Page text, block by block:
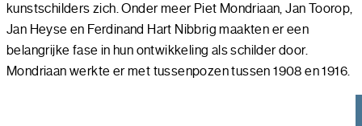
kunstschilders zich. Onder meer Piet Mondriaan, Jan Toorop,
Jan Heyse en Ferdinand Hart Nibbrig maakten er een
belangrijke fase in hun ontwikkeling als schilder door.
Mondriaan werkte er met tussenpozen tussen 1908 en 1916.